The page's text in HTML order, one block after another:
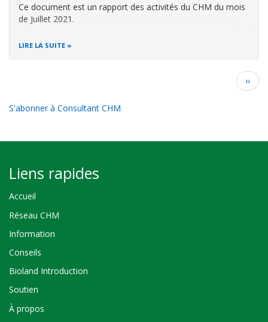
Ce document est un rapport des activités du CHM du mois
de Juillet 2021.
LIRE LA SUITE
Page
››
S'abonner à Consultant CHM
Liens rapides
Accueil
Réseau CHM
Information
Conseils
Bioland Introduction
Soutien
À propos